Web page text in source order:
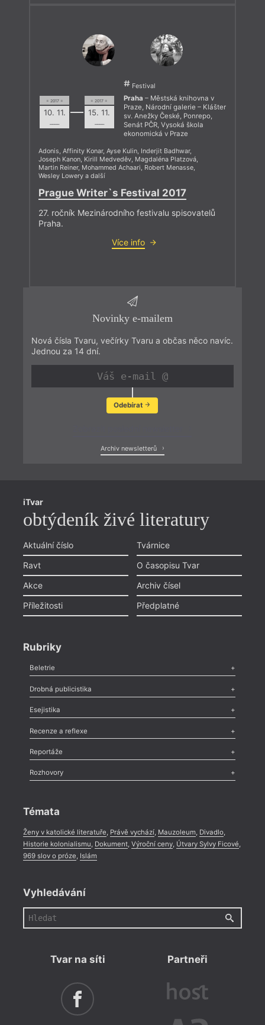
= 2017 =
10. 11.
––––
= 2017 =
15. 11.
––––
Festival
Praha – Městská knihovna v
Praze, Národní galerie – Klášter
sv. Anežky České, Ponrepo,
Senát PČR, Vysoká škola
ekonomická v Praze
Adonis Affinity Konar, Ayse Kulin Inderjit Badhwar,
Joseph Kanon Kirill Medveděv Magdaléna Platzová
Martin Reiner, Mohammed Achaari Robert Menasse
Wesley Lowery a další
Prague Writer`s Festival 2017
27. ročník Mezinárodního festivalu spisovatelů
Praha.
Více info
Novinky e-mailem
Nová čísla Tvaru, večírky Tvaru a občas něco navíc.
Jednou za 14 dní.
Odebírat
Archiv newsletterů
iTvar
obtýdeník živé literatury
Aktuální číslo
Ravt
Akce
Příležitosti
Tvárnice
O časopisu Tvar
Archiv čísel
Předplatné
Rubriky
Beletrie
Poezie,Próza,Dokumenty
Drobná publicistika
Odlesk
Nekrolog,Glosa,Sloupek,Pozvánka,Literární soutěž,
Esejistika
Esej , Pádlo,Úvaha
Recenze a reflexe
Recenze
Méně slov o próze,Celá rubrika
Reportáže
Literární zítřky
Celá rubrika
Rozhovory
Témata
Ženy v katolické literatuře, Právě vychází, Mauzoleum, Divadlo,
Historie kolonialismu, Dokument, Výroční ceny, Útvary Sylvy Ficové,
969 slov o próze, Islám
Vyhledávání
Tvar na síti Partneři